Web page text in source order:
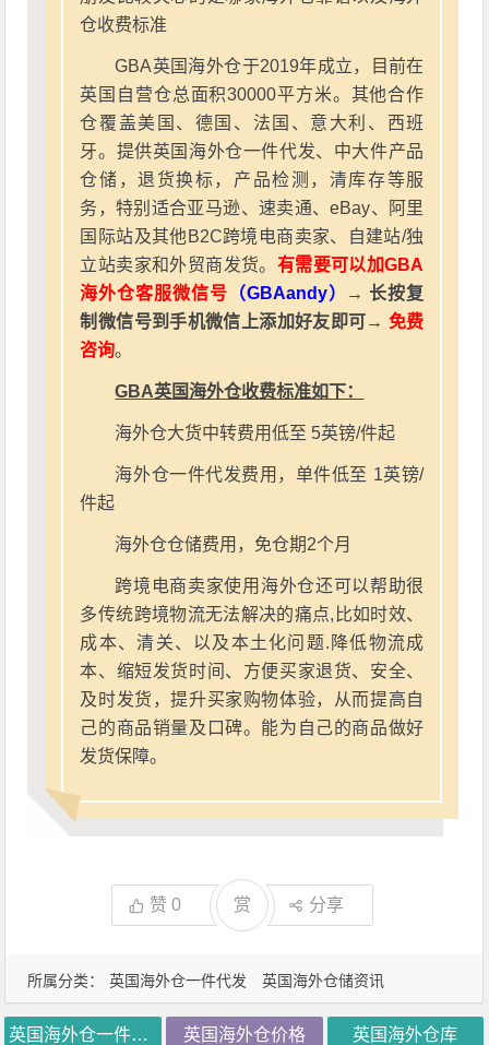
所属分类： 英国海外仓一件代发 英国海外仓储资讯
仓收费标准
GBA英国海外仓于2019年成立，目前在
英国自营仓总面积30000平方米。其他合作
仓覆盖美国、德国、法国、意大利、西班
牙。提供英国海外仓一件代发、中大件产品
仓储，退货换标，产品检测，清库存等服
务，特别适合亚马逊、速卖通、eBay、阿里
国际站及其他B2C跨境电商卖家、自建站/独
立站卖家和外贸商发货。 有需要可以加GBA
海外仓客服微信号 （GBAandy）
→ 长按复
制微信号到手机微信上添加好友即可→ 免费
咨询。
GBA英国海外仓收费标准如下：
海外仓大货中转费用低至 5英镑/件起
海外仓一件代发费用，单件低至 1英镑/
件起
海外仓仓储费用，免仓期2个月
跨境电商卖家使用海外仓还可以帮助很
多传统跨境物流无法解决的痛点,比如时效、
成本、清关、以及本土化问题.降低物流成
本、缩短发货时间、方便买家退货、安全、
及时发货，提升买家购物体验，从而提高自
己的商品销量及口碑。能为自己的商品做好
发货保障。
赞0 赏 分享
英国海外仓一件代发 英国海外仓价格 英国海外仓库